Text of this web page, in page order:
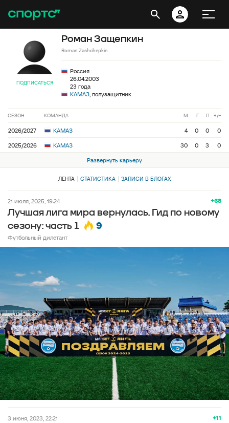
ПОДПИСАТЬСЯ
Роман Защепкин
Roman Zashchepkin
Россия
26.04.2003
23 года
КАМАЗ, полузащитник
СЕЗОН КОМАНДА М Г П +/−
2026/2027 КАМАЗ 4 0 0
0
2025/2026
КАМАЗ 30 0 3
0
Развернуть карьеру
ЛЕНТА СТАТИСТИКА ЗАПИСИ В БЛОГАХ
+68
21 июля, 2025, 19:24
Лучшая лига мира вернулась. Гид по новому
сезону: часть 1
9
Футбольный дилетант
+11
3 июня, 2023, 22:21